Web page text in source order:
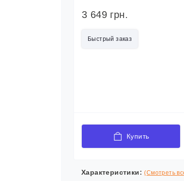
3 649 грн.
Быстрый заказ
Купить
Характеристики: (Смотреть